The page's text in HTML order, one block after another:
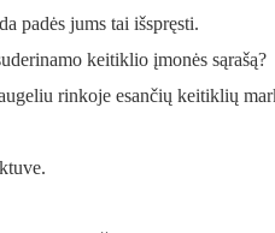
padės jums tai išspręsti.
keitiklio įmonės sąrašą?
rinkoje esančių keitiklių